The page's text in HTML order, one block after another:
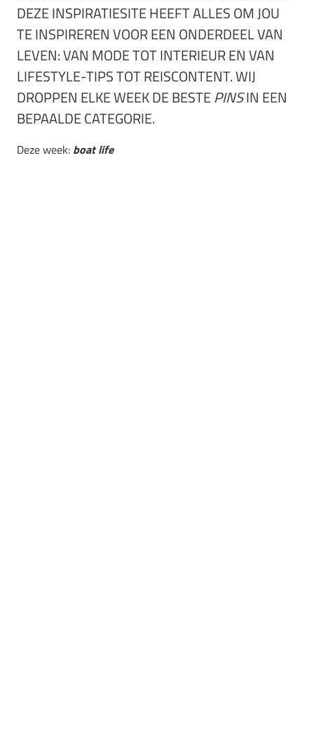
DEZE INSPIRATIESITE HEEFT ALLES OM JOU
TE INSPIREREN VOOR EEN ONDERDEEL VAN
LEVEN: VAN MODE TOT INTERIEUR EN VAN
LIFESTYLE-TIPS TOT REISCONTENT. WIJ
DROPPEN ELKE WEEK DE BESTEPINSIN EEN
BEPAALDE CATEGORIE.
Deze week: boat life